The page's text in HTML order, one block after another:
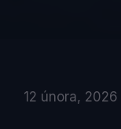
12 února, 2026